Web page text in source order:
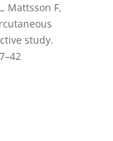
Mattsson F,
study.